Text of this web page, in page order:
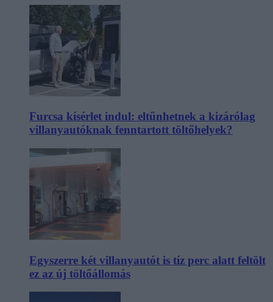
Furcsa kísérlet indul: eltűnhetnek a kizárólag
villanyautóknak fenntartott töltőhelyek?
Egyszerre két villanyautót is tíz perc alatt feltölt
ez az új töltőállomás